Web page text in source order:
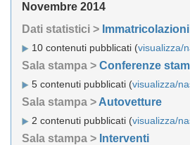
Novembre 2014
Dati statistici > Immatricolazioni
10 contenuti pubblicati (visualizza/
Sala stampa > Conferenze
5 contenuti pubblicati (visualizza/
Sala stampa > Autovetture
2 contenuti pubblicati (visualizza/
Sala stampa > Interventi